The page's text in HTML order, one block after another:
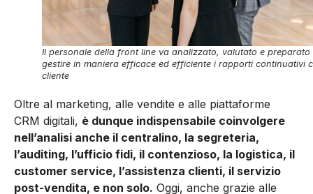
Il personale della front line va analizzato, valutato e preparato
gestire in maniera efficace ed efficiente i rapporti continuativi
cliente
Oltre al marketing, alle vendite e alle piattaforme
CRM digitali, è dunque indispensabile coinvolgere
nell’analisi anche il centralino, la segreteria,
l’auditing, l’ufficio fidi, il contenzioso, la logistica, il
customer service, l’assistenza clienti, il servizio
post-vendita, e non solo. Oggi, anche grazie alle